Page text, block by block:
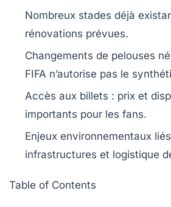
Nombreux stades déjà
rénovations prévues.
Changements de pelouses
FIFA n’autorise pas le
Accès aux billets : prix et
importants pour les fans.
Enjeux environnementaux
infrastructures et logistique
Table of Contents